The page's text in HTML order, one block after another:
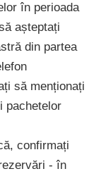
în perioada
așteptați
din partea
să menționați
pachetelor
confirmați
- în